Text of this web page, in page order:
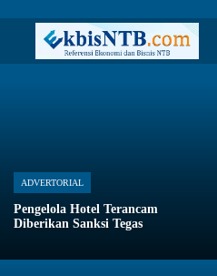
ADVERTORIAL
Pengelola Hotel Terancam
Diberikan Sanksi Tegas